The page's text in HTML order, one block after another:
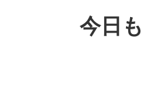
今日